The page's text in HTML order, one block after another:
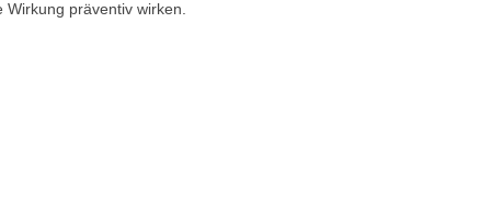
präventiv wirken.